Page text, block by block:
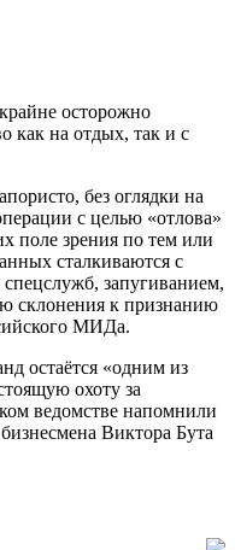
осторожно
как на отдых, так и с
без оглядки на
с целью «отлова»
поле зрения по тем или
сталкиваются с
запугиванием,
склонения к признанию
МИДа.
остаётся «одним из
охоту за
ведомстве напомнили
Виктора Бута